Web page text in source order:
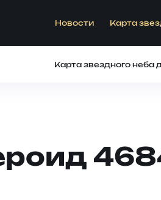
Новости Карта
Карта звездного неба